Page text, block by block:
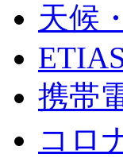
天候
携帯
コロ